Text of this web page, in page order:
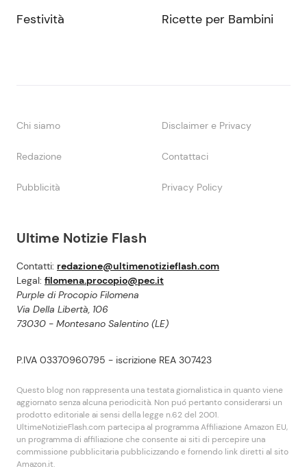
Ultime Notizie Flash
Contatti: redazione@ultimenotizieflash.com
Legal: filomena.procopio@pec.it
Purple di Procopio Filomena
Via Della Libertà, 106
73030 - Montesano Salentino (LE)
P.IVA 03370960795 - iscrizione REA 307423
Questo blog non rappresenta una testata giornalistica in quanto viene
aggiornato senza alcuna periodicità. Non puó pertanto considerarsi un
prodotto editoriale ai sensi della legge n.62 del 2001.
UltimeNotizieFlash.com partecipa al programma Affiliazione Amazon EU,
un programma di affiliazione che consente ai siti di percepire una
commissione pubblicitaria pubblicizzando e fornendo link diretti al sito
Amazon.it.
Festività Ricette per Bambini
Chi siamo Disclaimer e Privacy
Redazione Contattaci
Pubblicità Privacy Policy